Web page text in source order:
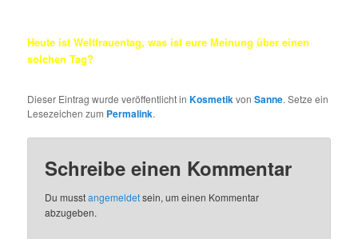
Heute ist Weltfrauentag, was ist eure Meinung über einen
solchen Tag?
Dieser Eintrag wurde veröffentlicht inKosmetikvonSanne. Setze ein
Lesezeichen zum Permalink.
Schreibe einen Kommentar
Du musstangemeldetsein, um einen Kommentar
abzugeben.